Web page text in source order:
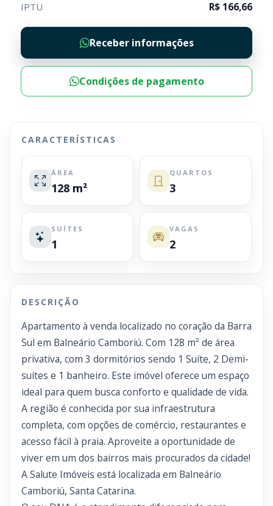
IPTU R$ 166,66
Receber informações
Condições de pagamento
CARACTERÍSTICAS
ÁREA
128 m²
QUARTOS
3
SUÍTES
1
VAGAS
2
DESCRIÇÃO
Apartamento à venda localizado no coração da Barra
Sul em Balneário Camboriú. Com 128 m² de área
privativa, com 3 dormitórios sendo 1 Suíte, 2 Demi-
suítes e 1 banheiro. Este imóvel oferece um espaço
ideal para quem busca conforto e qualidade de vida.
A região é conhecida por sua infraestrutura
completa, com opções de comércio, restaurantes e
acesso fácil à praia. Aproveite a oportunidade de
viver em um dos bairros mais procurados da cidade!
A Salute Imóveis está localizada em Balneário
Camboriú, Santa Catarina.